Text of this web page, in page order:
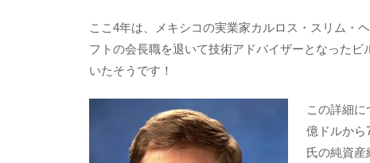
ここ4年は、メキシコの実業家カルロス・スリム・
フトの会長職を退いて技術アドバイザーとなった
いたそうです！
この詳細
億ドルから
氏の純資産